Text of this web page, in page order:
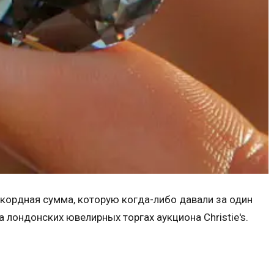
сумма, которую когда-либо давали за один
ювелирных торгах аукциона Christie's.